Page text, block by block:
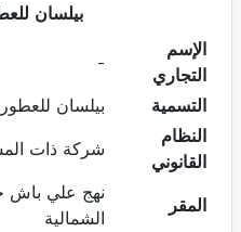
بيلسان
الإسم
التجاري
-
التسمية
بيلسان للعطور
النظام
القانوني
شركة ذات
المقر
نهج علي باش
الشمالية